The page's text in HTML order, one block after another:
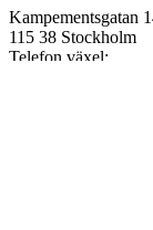
Kampementsgatan
115 38 Stockholm
Telefon växel: